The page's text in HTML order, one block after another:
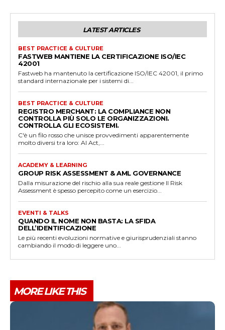
LATEST ARTICLES
BEST PRACTICE & CULTURE
FASTWEB MANTIENE LA CERTIFICAZIONE ISO/IEC
42001
Fastweb ha mantenuto la certificazione ISO/IEC 42001, il primo
standard internazionale per i sistemi di...
BEST PRACTICE & CULTURE
REGISTRO MERCHANT: LA COMPLIANCE NON
CONTROLLA PIÙ SOLO LE ORGANIZZAZIONI.
CONTROLLA GLI ECOSISTEMI.
C'è un filo rosso che unisce provvedimenti apparentemente
molto diversi tra loro: AI Act,...
ACADEMY & LEARNING
GROUP RISK ASSESSMENT & AML GOVERNANCE
Dalla misurazione del rischio alla sua reale gestione Il Risk
Assessment è spesso percepito come un esercizio...
EVENTI & TALKS
QUANDO IL NOME NON BASTA: LA SFIDA
DELL’IDENTIFICAZIONE
Le più recenti evoluzioni normative e giurisprudenziali stanno
cambiando il modo di leggere uno...
MORE LIKE THIS